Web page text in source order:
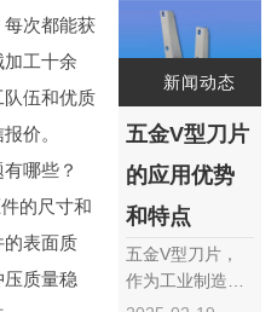
次都能获
工十余
伍和优质
价。
哪些？
的尺寸和
的表面质
质量稳
选择适合制作刀
筒的五金材料，‌
如不锈钢、‌碳钢
硬度、‌韧性和耐
求。‌根据使用需
求选择合适的厚
度……
新闻动态
五金V型刀片
的应用优势
和特点
五金V型刀片，
作为工业制造中
不可或缺的关键